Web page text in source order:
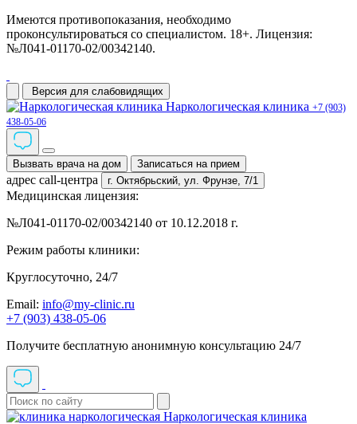
Имеются противопоказания, необходимо
проконсультироваться со специалистом. 18+. Лицензия:
№Л041-01170-02/00342140.
Версия для слабовидящих
Наркологическая клиника +7 (903)
438-05-06
Вызвать врача на дом Записаться на прием
адрес call-центра г. Октябрьский, ул. Фрунзе, 7/1
Медицинская лицензия:
№Л041-01170-02/00342140 от 10.12.2018 г.
Режим работы клиники:
Круглосуточно, 24/7
Email: info@my-clinic.ru
+7 (903) 438-05-06
Получите бесплатную анонимную консультацию 24/7
Наркологическая клиника